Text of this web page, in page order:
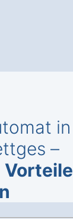
in
–
Vorteile